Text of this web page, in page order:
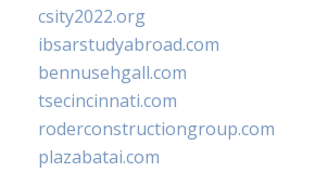
csity2022.org
ibsarstudyabroad.com
bennusehgall.com
tsecincinnati.com
roderconstructiongroup.com
plazabatai.com